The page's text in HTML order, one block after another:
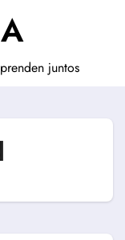
juntos